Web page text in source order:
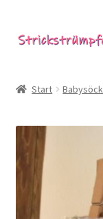
Navigation
Inhalt
Donegal-
Spielhosen &
Karten
Start